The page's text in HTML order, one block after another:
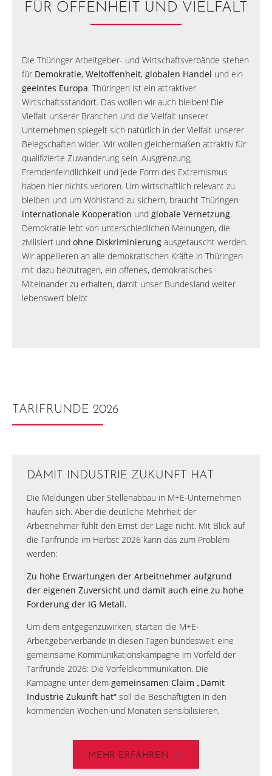
FÜR OFFENHEIT UND VIELFALT
Die Thüringer Arbeitgeber- und Wirtschaftsverbände stehen
für Demokratie, Weltoffenheit, globalen Handel und ein
geeintes Europa. Thüringen ist ein attraktiver
Wirtschaftsstandort. Das wollen wir auch bleiben! Die
Vielfalt unserer Branchen und die Vielfalt unserer
Unternehmen spiegelt sich natürlich in der Vielfalt unserer
Belegschaften wider. Wir wollen gleichermaßen attraktiv für
qualifizierte Zuwanderung sein. Ausgrenzung,
Fremdenfeindlichkeit und jede Form des Extremismus
haben hier nichts verloren. Um wirtschaftlich relevant zu
bleiben und um Wohlstand zu sichern, braucht Thüringen
internationale Kooperation und globale Vernetzung.
Demokratie lebt von unterschiedlichen Meinungen, die
zivilisiert und ohne Diskriminierung ausgetauscht werden.
Wir appellieren an alle demokratischen Kräfte in Thüringen
mit dazu beizutragen, ein offenes, demokratisches
Miteinander zu erhalten, damit unser Bundesland weiter
lebenswert bleibt.
TARIFRUNDE 2026
DAMIT INDUSTRIE ZUKUNFT HAT
Die Meldungen über Stellenabbau in M+E-Unternehmen
häufen sich. Aber die deutliche Mehrheit der
Arbeitnehmer fühlt den Ernst der Lage nicht. Mit Blick auf
die Tarifrunde im Herbst 2026 kann das zum Problem
werden:
Zu hohe Erwartungen der Arbeitnehmer aufgrund
der eigenen Zuversicht und damit auch eine zu hohe
Forderung der IG Metall.
Um dem entgegenzuwirken, starten die M+E-
Arbeitgeberverbände in diesen Tagen bundesweit eine
gemeinsame Kommunikationskampagne im Vorfeld der
Tarifrunde 2026: Die Vorfeldkommunikation. Die
Kampagne unter dem gemeinsamen Claim „Damit
Industrie Zukunft hat“ soll die Beschäftigten in den
kommenden Wochen und Monaten sensibilisieren.
MEHR ERFAHREN